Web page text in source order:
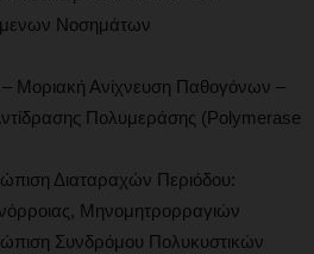
Νοσημάτων
– Μοριακή Ανίχνευση Παθογόνων –
Πολυμεράσης (Polymerase
Διαταραχών Περιόδου:
Μηνομητρορραγιών
Συνδρόμου Πολυκυστικών